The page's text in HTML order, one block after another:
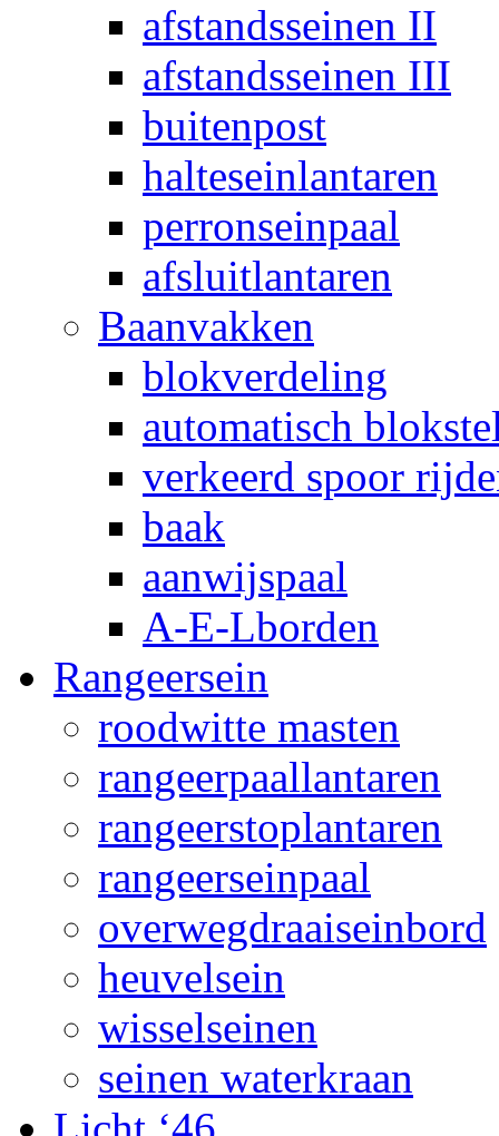
afstandsseinen II
afstandsseinen III
buitenpost
halteseinlantaren
perronseinpaal
afsluitlantaren
Baanvakken
blokverdeling
automatisch
verkeerd spoor
baak
aanwijspaal
A-E-Lborden
Rangeersein
roodwitte masten
rangeerpaallantaren
rangeerstoplantaren
rangeerseinpaal
overwegdraaiseinbord
heuvelsein
wisselseinen
seinen waterkraan